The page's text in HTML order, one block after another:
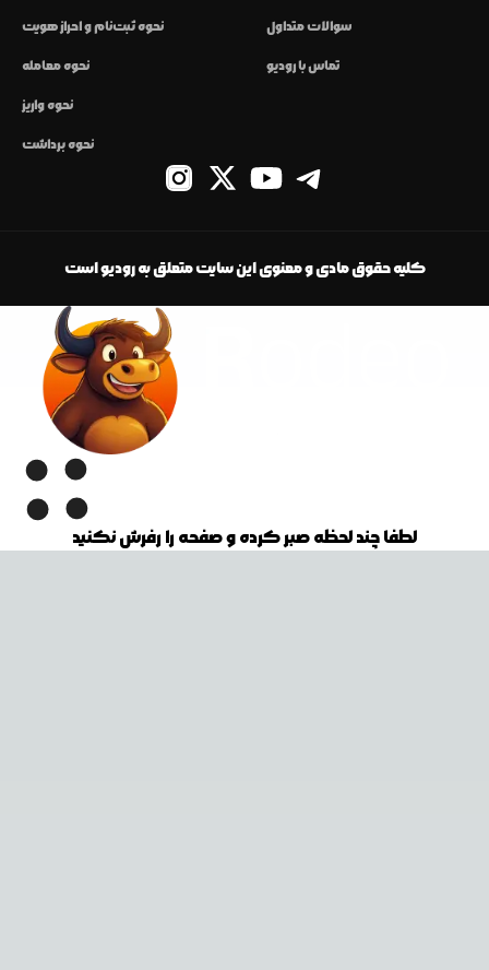
نحوه ثبت‌نام و احراز هویت
نحوه معامله
نحوه واریز
نحوه برداشت
سوالات متداول
تماس با رودیو
کلیه حقوق مادی و معنوی این سایت متعلق به رودیو است
لطفا چند لحظه صبر کرده و صفحه را رفرش نکنید